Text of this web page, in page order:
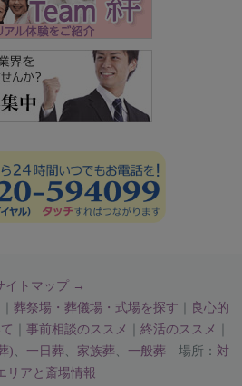
イトマップ →
葬祭場・葬儀場・式場を探す
良心的
事前相談のススメ 終活のススメ
) 一日葬 家族葬 一般葬 場所： 対
リアと斎場情報